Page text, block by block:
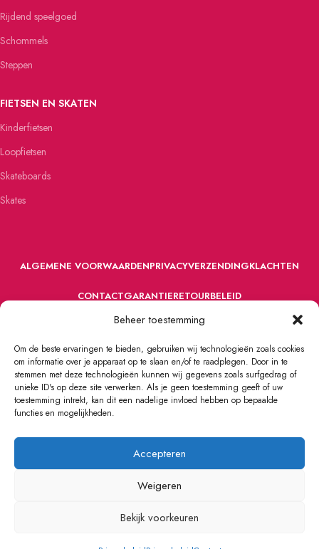
Beheer toestemming
Om de beste ervaringen te bieden, gebruiken wij technologieën zoals cookies
om informatie over je apparaat op te slaan en/of te raadplegen. Door in te
stemmen met deze technologieën kunnen wij gegevens zoals surfgedrag of
unieke ID's op deze site verwerken. Als je geen toestemming geeft of uw
toestemming intrekt, kan dit een nadelige invloed hebben op bepaalde
functies en mogelijkheden.
Accepteren
Weigeren
Bekijk voorkeuren
Rijdend speelgoed
Schommels
Steppen
FIETSEN EN SKATEN
Kinderfietsen
Loopfietsen
Skateboards
Skates
ALGEMENE VOORWAARDENPRIVACYVERZENDINGKLACHTEN
CONTACTGARANTIERETOURBELEID
VOORDEFUN.NL 2022 Powered by Handelsonderneming MELS.